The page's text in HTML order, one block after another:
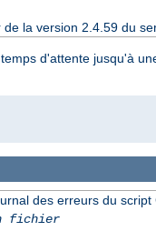
la version 2.4.59 du
d'attente jusqu'à
des erreurs du script
fichier